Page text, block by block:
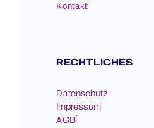
Kontakt
RECHTLICHES
Datenschutz
Impressum
AGB´